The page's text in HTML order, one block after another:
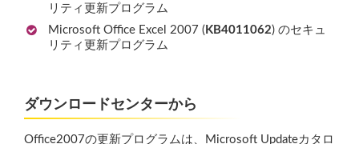
リティ更新プログラム
Microsoft Office Excel 2007 ( KB4011062) のセキュ
リティ更新プログラム
ダウンロードセンターから
Office2007の更新プログラムは、Microsoft Updateカタロ